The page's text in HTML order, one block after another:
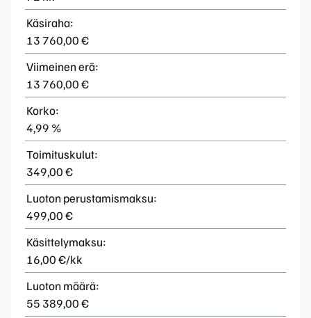
Käsiraha:
13 760,00 €
Viimeinen erä:
13 760,00 €
Korko:
4,99 %
Toimituskulut:
349,00 €
Luoton perustamismaksu:
499,00 €
Käsittelymaksu:
16,00 €/kk
Luoton määrä:
55 389,00 €